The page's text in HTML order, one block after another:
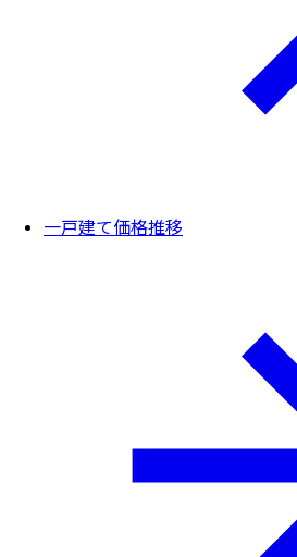
一戸建て価格推移